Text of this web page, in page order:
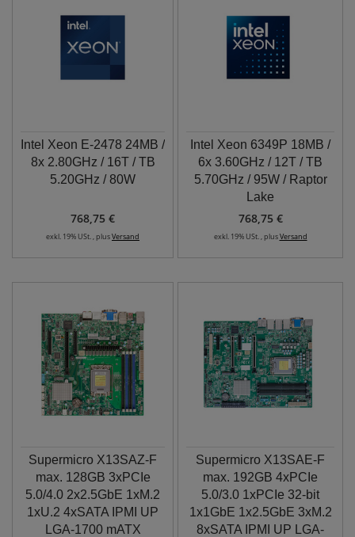
Intel Xeon E-2478 24MB /
8x 2.80GHz / 16T / TB
5.20GHz / 80W
768,75 €
exkl. 19% USt. , plusVersand
Intel Xeon 6349P 18MB /
6x 3.60GHz / 12T / TB
5.70GHz / 95W / Raptor
Lake
768,75 €
exkl. 19% USt. , plusVersand
Supermicro X13SAZ-F
max. 128GB 3xPCIe
5.0/4.0 2x2.5GbE 1xM.2
1xU.2 4xSATA IPMI UP
LGA-1700 mATX
Supermicro X13SAE-F
max. 192GB 4xPCIe
5.0/3.0 1xPCIe 32-bit
1x1GbE 1x2.5GbE 3xM.2
8xSATA IPMI UP LGA-